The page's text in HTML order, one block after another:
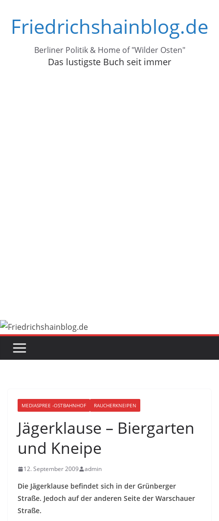
Inhalt
springen
Friedrichshainblog.de
Berliner Politik & Home of "Wilder Osten"
Das lustigste Buch seit immer
MEDIASPREE -OSTBAHNHOF RAUCHERKNEIPEN
Jägerklause – Biergarten
und Kneipe
12. September 2009 admin
Die Jägerklause befindet sich in der Grünberger
Straße. Jedoch auf der anderen Seite der Warschauer
Straße.